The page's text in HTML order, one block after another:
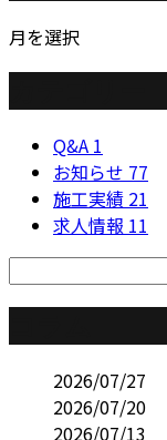
月を選択
Q&A 1
お知らせ 77
施工実績 21
求人情報 11
2026/07/27
2026/07/20
2026/07/13